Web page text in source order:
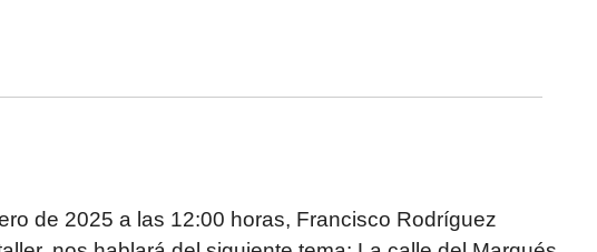
de 2025 a las 12:00 horas, Francisco Rodríguez